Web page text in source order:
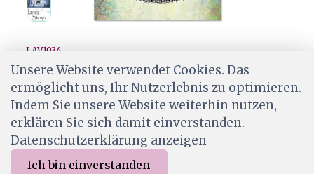
LAV1034
Lavinia Stamps - Starcap Mushrooms
CHF 7.50
Wird für dich bestellt
Unsere Website verwendet Cookies. Das
ermöglicht uns, Ihr Nutzerlebnis zu optimieren.
Indem Sie unsere Website weiterhin nutzen,
erklären Sie sich damit einverstanden.
Datenschutzerklärung anzeigen
Ich bin einverstanden